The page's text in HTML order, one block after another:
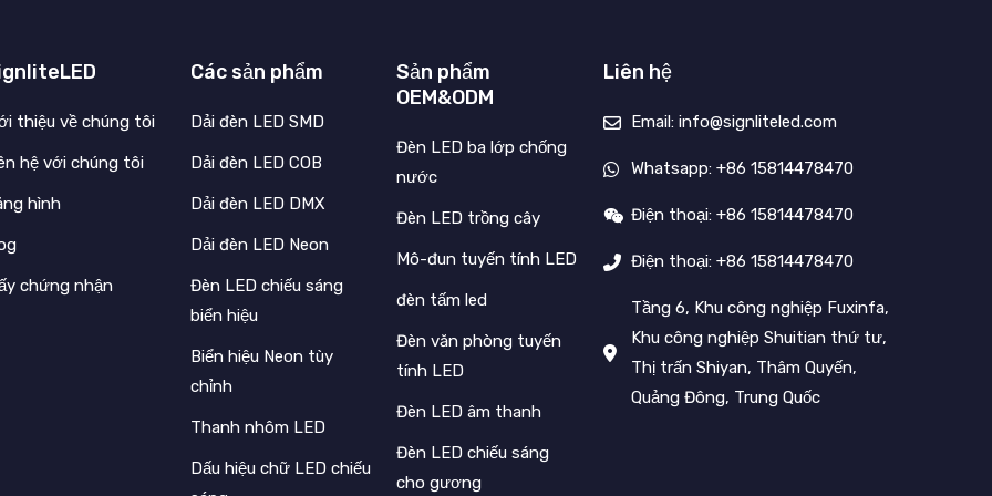
thiệu về chúng tôi
hệ với chúng tôi
hình
chứng nhận
Các sản phẩm
Dải đèn LED SMD
Dải đèn LED COB
Dải đèn LED DMX
Dải đèn LED Neon
Đèn LED chiếu sáng
biển hiệu
Biển hiệu Neon tùy
chỉnh
Thanh nhôm LED
Dấu hiệu chữ LED chiếu
Sản phẩm
OEM&ODM
Đèn LED ba lớp chống
nước
Đèn LED trồng cây
Mô-đun tuyến tính LED
đèn tấm led
Đèn văn phòng tuyến
tính LED
Đèn LED âm thanh
Đèn LED chiếu sáng
cho gương
Liên hệ
Email: info@signliteled.com
Whatsapp: +86 15814478470
Điện thoại: +86 15814478470
Điện thoại: +86 15814478470
Tầng 6, Khu công nghiệp Fuxinfa,
Khu công nghiệp Shuitian thứ tư,
Thị trấn Shiyan, Thâm Quyến,
Quảng Đông, Trung Quốc